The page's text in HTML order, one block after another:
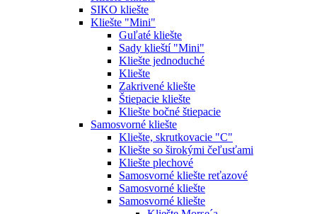
SIKO kliešte
Kliešte "Mini"
Guľaté kliešte
Sady klieští "Mini"
Kliešte jednoduché
Kliešte
Zakrivené kliešte
Štiepacie kliešte
Kliešte bočné štiepacie
Samosvorné kliešte
Kliešte, skrutkovacie "C"
Kliešte so širokými čeľusťami
Kliešte plechové
Samosvorné kliešte reťazové
Samosvorné kliešte
Samosvorné kliešte